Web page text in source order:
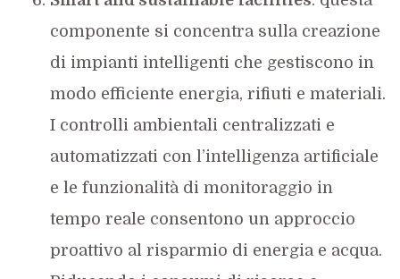
componente si concentra sulla creazione
di impianti intelligenti che gestiscono in
modo efficiente energia, rifiuti e materiali.
I controlli ambientali centralizzati e
automatizzati con l’intelligenza artificiale
e le funzionalità di monitoraggio in
tempo reale consentono un approccio
proattivo al risparmio di energia e acqua.